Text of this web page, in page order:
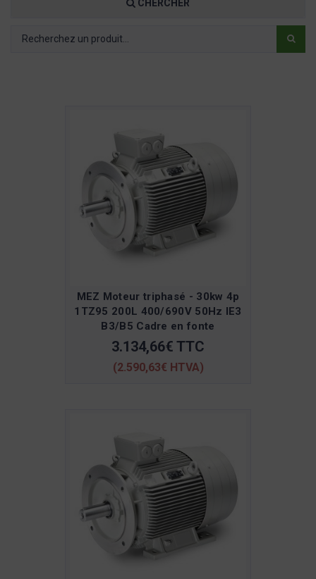
CHERCHER
MEZ Moteur triphasé - 30kw 4p
1TZ95 200L 400/690V 50Hz IE3
B3/B5 Cadre en fonte
3.134,66€ TTC
(2.590,63€ HTVA)